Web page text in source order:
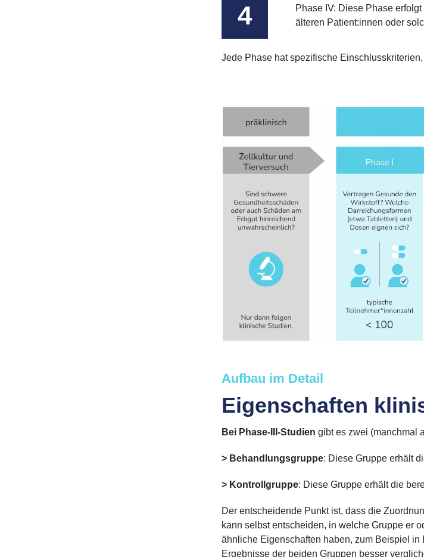
Phase IV: Diese Phase
älteren Patient:innen oder
Jede Phase hat spezifische
Aufbau im Detail
Eigenschaften
Bei Phase-III-Studien gibt es zwei (manchmal
> Behandlungsgruppe: Diese Gruppe erhält
> Kontrollgruppe: Diese Gruppe erhält die
Der entscheidende Punkt ist, dass die
kann selbst entscheiden, in welche Gruppe er
ähnliche Eigenschaften haben, zum Beispiel in
Ergebnisse der beiden Gruppen besser